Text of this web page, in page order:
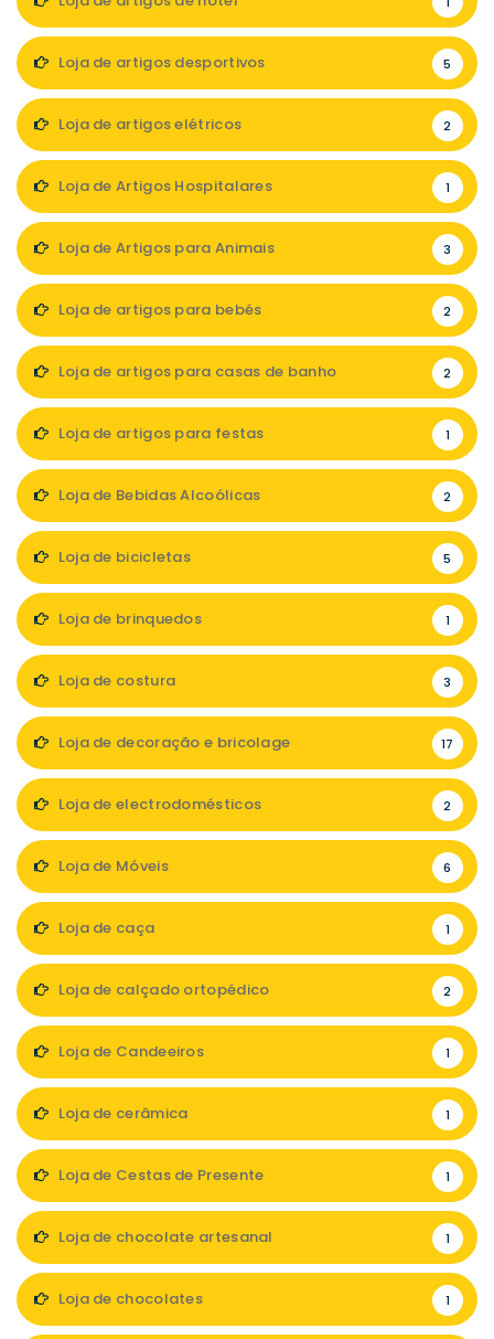
Loja de artigos desportivos 5
Loja de artigos elétricos 2
Loja de Artigos Hospitalares 1
Loja de Artigos para Animais 3
Loja de artigos para bebés 2
Loja de artigos para casas de banho 2
Loja de artigos para festas 1
Loja de Bebidas Alcoólicas 2
Loja de bicicletas 5
Loja de brinquedos 1
Loja de costura 3
Loja de decoração e bricolage 17
Loja de electrodomésticos 2
Loja de Móveis 6
Loja de caça 1
Loja de calçado ortopédico 2
Loja de Candeeiros 1
Loja de cerâmica 1
Loja de Cestas de Presente 1
Loja de chocolate artesanal 1
Loja de chocolates 1